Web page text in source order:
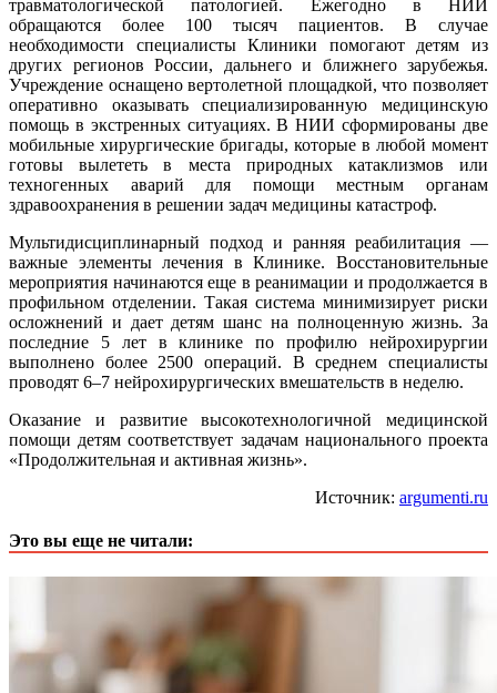
травматологической патологией. Ежегодно в НИИ
обращаются более 100 тысяч пациентов. В случае
необходимости специалисты Клиники помогают детям из
других регионов России, дальнего и ближнего зарубежья.
Учреждение оснащено вертолетной площадкой, что позволяет
оперативно оказывать специализированную медицинскую
помощь в экстренных ситуациях. В НИИ сформированы две
мобильные хирургические бригады, которые в любой момент
готовы вылететь в места природных катаклизмов или
техногенных аварий для помощи местным органам
здравоохранения в решении задач медицины катастроф.
Мультидисциплинарный подход и ранняя реабилитация —
важные элементы лечения в Клинике. Восстановительные
мероприятия начинаются еще в реанимации и продолжается в
профильном отделении. Такая система минимизирует риски
осложнений и дает детям шанс на полноценную жизнь. За
последние 5 лет в клинике по профилю нейрохирургии
выполнено более 2500 операций. В среднем специалисты
проводят 6–7 нейрохирургических вмешательств в неделю.
Оказание и развитие высокотехнологичной медицинской
помощи детям соответствует задачам национального проекта
«Продолжительная и активная жизнь».
Источник: argumenti.ru
Это вы еще не читали: